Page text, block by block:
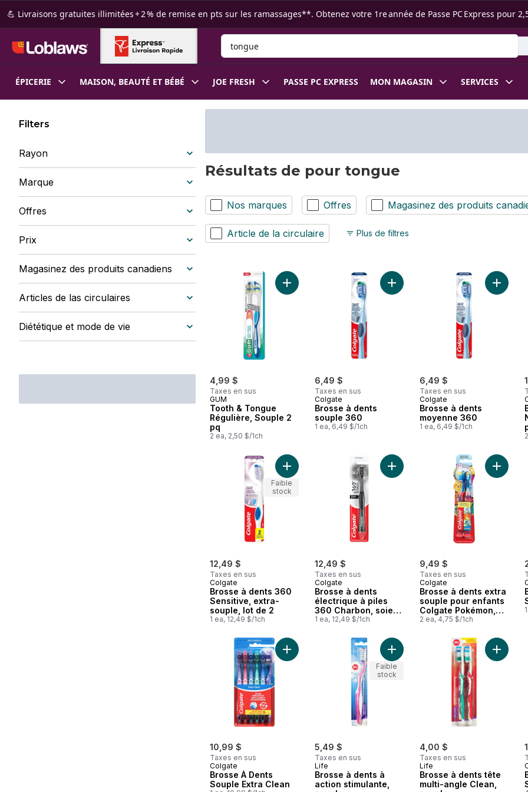
Passer au contenu principal
Passer au pied de page
💪 Livraisons gratuites illimitées + 2 % de remise en pts sur les ramassages**. Obtenez votre 1re année de Passe PC Express pour
Rechercher des produits
ÉPICERIE MAISON, BEAUTÉ ET BÉBÉ JOE FRESH PASSE PC EXPRESS MON MAGASIN SERVICES
Filters
Rayon
Marque
Offres
Prix
Magasinez des produits canadiens
Articles de las circulaires
Diététique et mode de vie
Résultats de pour tongue
Nos marques Offres Magasinez des produits
Article de la circulaire Plus de filtres
4,99 $
Taxes en sus
GUM
Tooth & Tongue
Régulière, Souple 2
pq
2 ea, 2,50 $/1ch
Ajouter Tooth & Tongue Régulière, Souple 2 pq au panier
6,49 $
Taxes en sus
Colgate
Brosse à dents
souple 360
1 ea, 6,49 $/1ch
Ajouter Brosse à dents souple
6,49 $
Taxes en sus
Colgate
Brosse à dents
moyenne 360
1 ea, 6,49 $/1ch
Ajouter
12,49 $
Taxes en sus
Colgate
Brosse à dents 360
Sensitive, extra-
souple, lot de 2
1 ea, 12,49 $/1ch
Ajouter Brosse à dents 360 Sensitive, extra-souple, lot de 2
Faible
stock
12,49 $
Taxes en sus
Colgate
Brosse à dents
électrique à piles
360 Charbon, soies
souples, lot de 1
1 ea, 12,49 $/1ch
Ajouter Brosse à dents électrique
9,49 $
Taxes en sus
Colgate
Brosse à dents extra
souple pour enfants
Colgate Pokémon,
pour enfants de 5
2 ea, 4,75 $/1ch
Ajouter
10,99 $
Taxes en sus
Colgate
Brosse À Dents
Souple Extra Clean
Ajouter Brosse À Dents Souple Extra Clean au panier
5,49 $
Taxes en sus
Life
Brosse à dents à
action stimulante,
Ajouter Brosse à dents à action
Faible
stock
4,00 $
Taxes en sus
Life
Brosse à dents tête
multi-angle Clean,
Ajouter